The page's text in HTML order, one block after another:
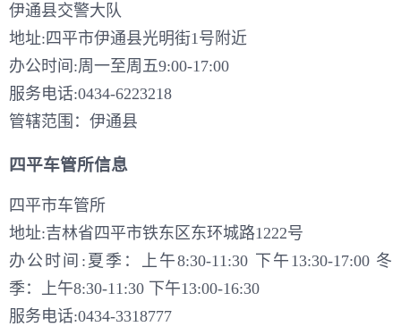
伊通县交警大队
地址:四平市伊通县光明街1号附近
办公时间:周一至周五9:00-17:00
服务电话:0434-6223218
管辖范围：伊通县
四平车管所信息
四平市车管所
地址:吉林省四平市铁东区东环城路1222号
办公时间:夏季：上午8:30-11:30 下午13:30-17:00 冬
季：上午8:30-11:30 下午13:00-16:30
服务电话:0434-3318777